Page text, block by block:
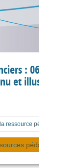
: 06
et illustration)
ressource pédagogique
pédagogiques